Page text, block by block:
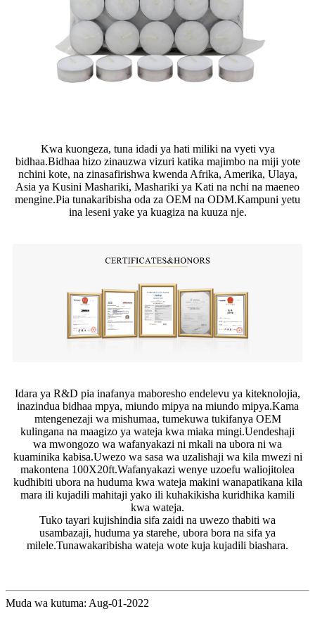
Kwa kuongeza, tuna idadi ya hati miliki na vyeti vya
bidhaa.Bidhaa hizo zinauzwa vizuri katika majimbo na miji yote
nchini kote, na zinasafirishwa kwenda Afrika, Amerika, Ulaya,
Asia ya Kusini Mashariki, Mashariki ya Kati na nchi na maeneo
mengine.Pia tunakaribisha oda za OEM na ODM.Kampuni yetu
ina leseni yake ya kuagiza na kuuza nje.
Idara ya R&D pia inafanya maboresho endelevu ya kiteknolojia,
inazindua bidhaa mpya, miundo mipya na miundo mipya.Kama
mtengenezaji wa mishumaa, tumekuwa tukifanya OEM
kulingana na maagizo ya wateja kwa miaka mingi.Uendeshaji
wa mwongozo wa wafanyakazi ni mkali na ubora ni wa
kuaminika kabisa.Uwezo wa sasa wa uzalishaji wa kila mwezi ni
makontena 100X20ft.Wafanyakazi wenye uzoefu waliojitolea
kudhibiti ubora na huduma kwa wateja makini wanapatikana kila
mara ili kujadili mahitaji yako ili kuhakikisha kuridhika kamili
kwa wateja.
Tuko tayari kujishindia sifa zaidi na uwezo thabiti wa
usambazaji, huduma ya starehe, ubora bora na sifa ya
milele.Tunawakaribisha wateja wote kuja kujadili biashara.
Muda wa kutuma: Aug-01-2022